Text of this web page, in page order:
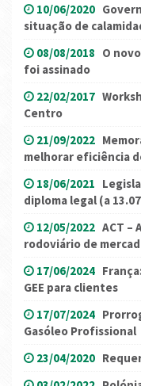
10/06/2020
situação de
08/08/2018 O
foi assinado
22/02/2017
Centro
21/09/2022
melhorar eficiência
18/06/2021
diploma legal (a
12/05/2022 ACT –
rodoviário de
17/06/2024
GEE para clientes
17/07/2024
Gasóleo Profissional
23/04/2020